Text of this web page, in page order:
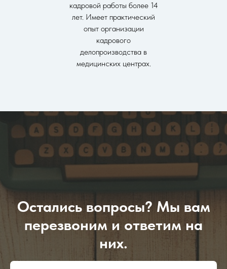
кадровой работы более 14
лет. Имеет практический
опыт организации
кадрового
делопроизводства в
медицинских центрах.
Остались вопросы? Мы вам
перезвоним и ответим на
них.